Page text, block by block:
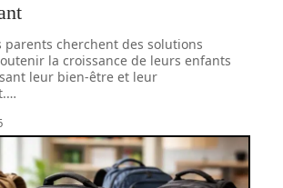
parents cherchent des solutions
la croissance de leurs enfants
leur bien-être et leur
…